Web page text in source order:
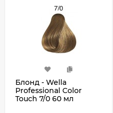
Блонд - Wella
Professional Color
Touch 7/0 60 мл